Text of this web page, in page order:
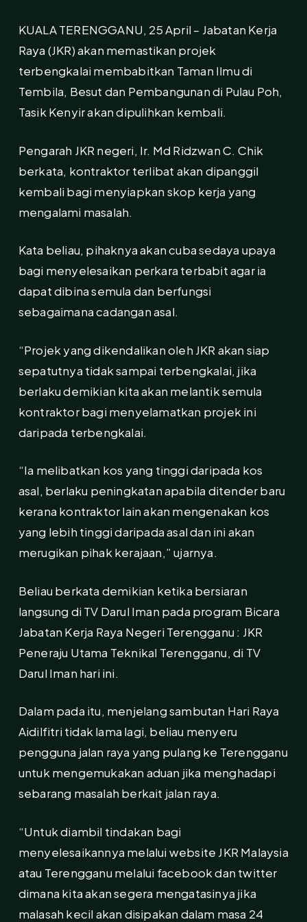
KUALA TERENGGANU, 25 April – Jabatan Kerja
Raya (JKR) akan memastikan projek
terbengkalai membabitkan Taman Ilmu di
Tembila, Besut dan Pembangunan di Pulau Poh,
Tasik Kenyir akan dipulihkan kembali.
Pengarah JKR negeri, Ir. Md Ridzwan C. Chik
berkata, kontraktor terlibat akan dipanggil
kembali bagi menyiapkan skop kerja yang
mengalami masalah.
Kata beliau, pihaknya akan cuba sedaya upaya
bagi menyelesaikan perkara terbabit agar ia
dapat dibina semula dan berfungsi
sebagaimana cadangan asal.
“Projek yang dikendalikan oleh JKR akan siap
sepatutnya tidak sampai terbengkalai, jika
berlaku demikian kita akan melantik semula
kontraktor bagi menyelamatkan projek ini
daripada terbengkalai.
“Ia melibatkan kos yang tinggi daripada kos
asal, berlaku peningkatan apabila ditender baru
kerana kontraktor lain akan mengenakan kos
yang lebih tinggi daripada asal dan ini akan
merugikan pihak kerajaan,” ujarnya.
Beliau berkata demikian ketika bersiaran
langsung di TV Darul Iman pada program Bicara
Jabatan Kerja Raya Negeri Terengganu : JKR
Peneraju Utama Teknikal Terengganu, di TV
Darul Iman hari ini.
Dalam pada itu, menjelang sambutan Hari Raya
Aidilfitri tidak lama lagi, beliau menyeru
pengguna jalan raya yang pulang ke Terengganu
untuk mengemukakan aduan jika menghadapi
sebarang masalah berkait jalan raya.
“Untuk diambil tindakan bagi
menyelesaikannya melalui website JKR Malaysia
atau Terengganu melalui facebook dan twitter
dimana kita akan segera mengatasinya jika
malasah kecil akan disipakan dalam masa 24